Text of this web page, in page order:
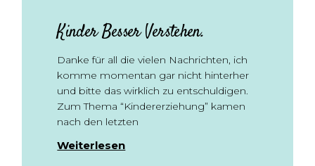
Kinder Besser Verstehen.
Danke für all die vielen Nachrichten, ich
komme momentan gar nicht hinterher
und bitte das wirklich zu entschuldigen.
Zum Thema “Kindererziehung” kamen
nach den letzten
Weiterlesen